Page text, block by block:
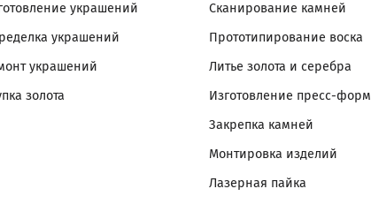
украшений
украшений
украшений
золота
Сканирование камней
Прототипирование воска
Литье золота и серебра
Изготовление пресс-форм
Закрепка камней
Монтировка изделий
Лазерная пайка